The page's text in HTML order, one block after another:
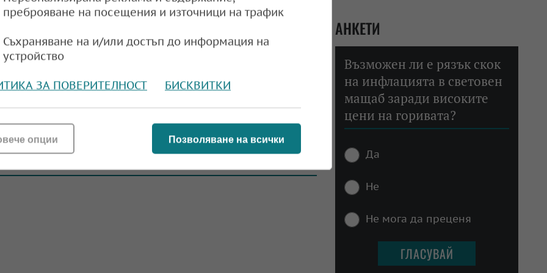
от 15 млрд. долара: В Индия Google ще изгради
за данни и база за ИИ
425 млн. долара за нарушаване на
на приложения
АНКЕТИ
Възможен ли е рязък скок
на инфлацията в световен
мащаб заради високите
цени на горивата?
Да
Не
Не мога да преценя
преброяване на посещения и източници на трафик
Съхраняване на и/или достъп до информация на
устройство
ЗА ПОВЕРИТЕЛНОСТ БИСКВИТКИ
Позволяване на всички
опции